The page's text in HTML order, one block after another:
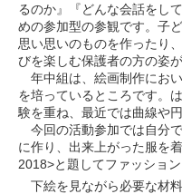
るのか』『どんな会話をし
めの参加型の参観です。子
思い思いのものを作ったり
びを楽しむ保護者の方の姿
年中組は、絵画制作にお
を培っているところです。
験を重ね、最近では曲線や
今回の活動参加では自分
に作り、出来上がった服を
2018>と題してファッショ
下絵を見ながら必要な材